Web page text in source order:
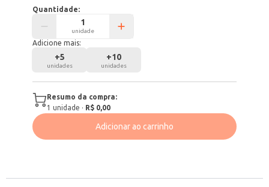
Quantidade:
unidade
Adicione mais:
+5
unidades
+10
unidades
Resumo da compra:
1 unidade · R$ 0,00
Adicionar ao carrinho